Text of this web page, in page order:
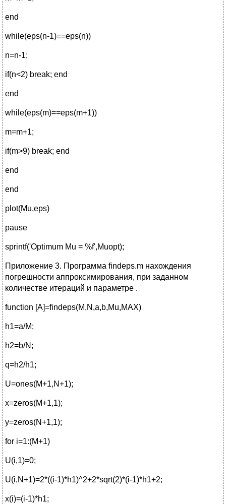
end
while(eps(n-1)==eps(n))
n=n-1;
if(n<2) break; end
end
while(eps(m)==eps(m+1))
m=m+1;
if(m>9) break; end
end
end
plot(Mu,eps)
pause
sprintf('Optimum Mu = %f',Muopt);
Приложение 3. Программа findeps.m нахождения
погрешности аппроксимирования, при заданном
количестве итераций и параметре .
function [A]=findeps(M,N,a,b,Mu,MAX)
h1=a/M;
h2=b/N;
q=h2/h1;
U=ones(M+1,N+1);
x=zeros(M+1,1);
y=zeros(N+1,1);
for i=1:(M+1)
U(i,1)=0;
U(i,N+1)=2*((i-1)*h1)^2+2*sqrt(2)*(i-1)*h1+2;
x(i)=(i-1)*h1;